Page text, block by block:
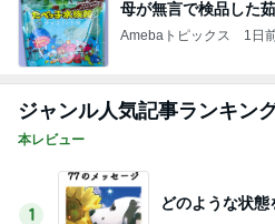
本レビュー
1
ミナミのライト ら
2
あなたの「使命
ばん楽しいこと